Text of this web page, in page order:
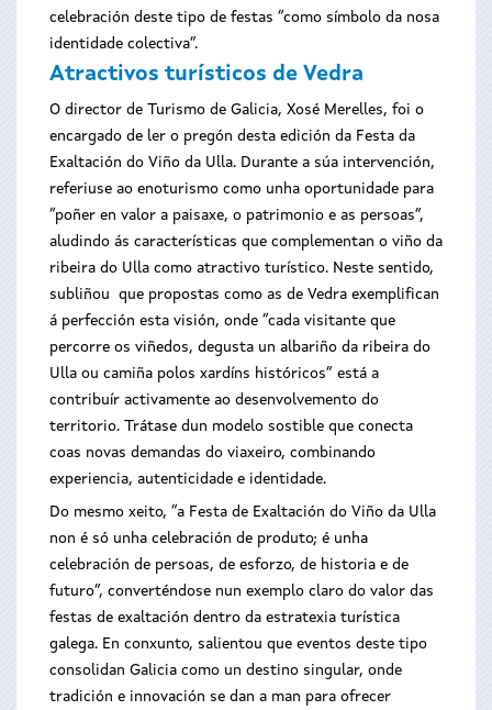
celebración deste tipo de festas “como símbolo da nosa
identidade colectiva”.
Atractivos turísticos de Vedra
O director de Turismo de Galicia, Xosé Merelles, foi o
encargado de ler o pregón desta edición da Festa da
Exaltación do Viño da Ulla. Durante a súa intervención,
referiuse ao enoturismo como unha oportunidade para
“poñer en valor a paisaxe, o patrimonio e as persoas”,
aludindo ás características que complementan o viño da
ribeira do Ulla como atractivo turístico. Neste sentido,
subliñou que propostas como as de Vedra exemplifican
á perfección esta visión, onde “cada visitante que
percorre os viñedos, degusta un albariño da ribeira do
Ulla ou camiña polos xardíns históricos” está a
contribuír activamente ao desenvolvemento do
territorio. Trátase dun modelo sostible que conecta
coas novas demandas do viaxeiro, combinando
experiencia, autenticidade e identidade.
Do mesmo xeito, “a Festa de Exaltación do Viño da Ulla
non é só unha celebración de produto; é unha
celebración de persoas, de esforzo, de historia e de
futuro”, converténdose nun exemplo claro do valor das
festas de exaltación dentro da estratexia turística
galega. En conxunto, salientou que eventos deste tipo
consolidan Galicia como un destino singular, onde
tradición e innovación se dan a man para ofrecer